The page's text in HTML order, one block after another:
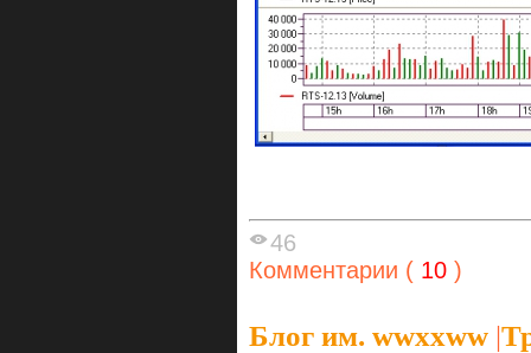
46
Комментарии ( 10 )
Блог им. wwxxww |